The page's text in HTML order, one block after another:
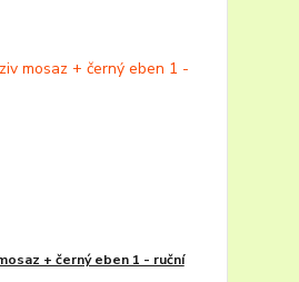
+ černý eben 1 - ruční